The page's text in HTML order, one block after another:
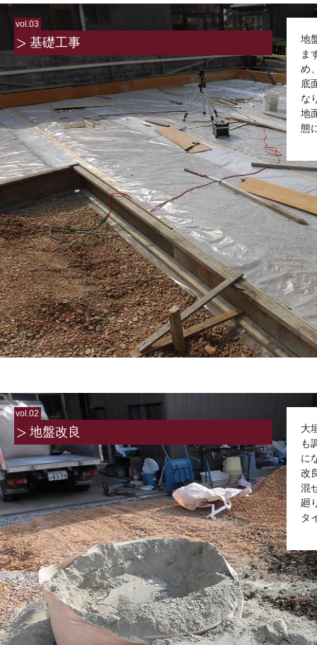
vol.03
基礎工事
地
ま
め
底
な
地
態
vol.02
地盤改良
大
も
に
改
混
廻
タ